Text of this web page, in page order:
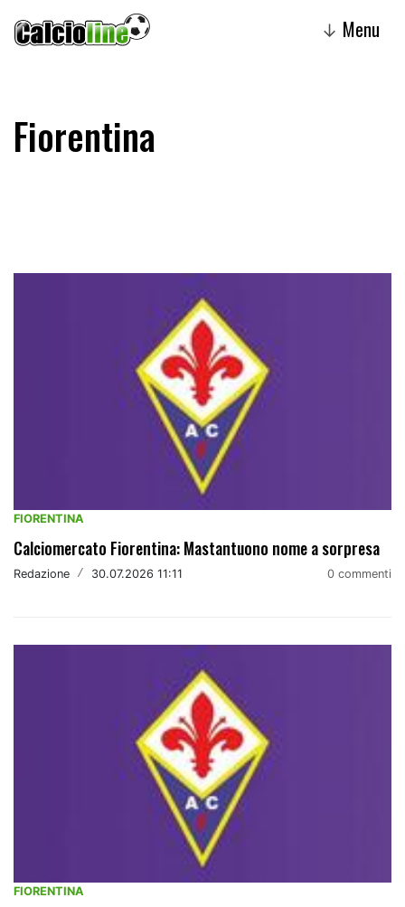
↓ Menu
Fiorentina
FIORENTINA
Calciomercato Fiorentina: Mastantuono nome a sorpresa
Redazione / 30.07.2026 11:11 0 commenti
FIORENTINA